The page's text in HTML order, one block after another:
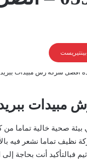
بينتيريست
– 0591016571 –
صحية خالية تماما من
تماما نشعر فيه
فبالتأكيد أنت